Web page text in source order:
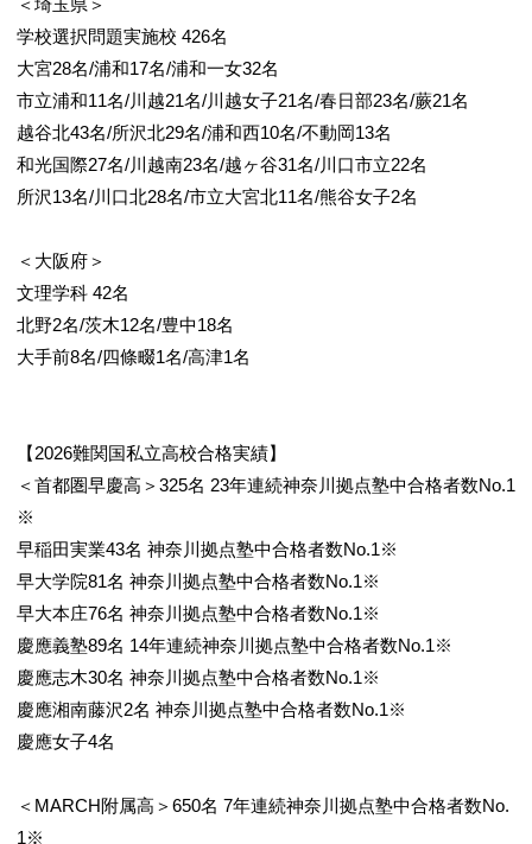
＜埼玉県＞
学校選択問題実施校 426名
大宮28名/浦和17名/浦和一女32名
市立浦和11名/川越21名/川越女子21名/春日部23名/蕨21名
越谷北43名/所沢北29名/浦和西10名/不動岡13名
和光国際27名/川越南23名/越ヶ谷31名/川口市立22名
所沢13名/川口北28名/市立大宮北11名/熊谷女子2名
＜大阪府＞
文理学科 42名
北野2名/茨木12名/豊中18名
大手前8名/四條畷1名/高津1名
【2026難関国私立高校合格実績】
＜首都圏早慶高＞325名 23年連続神奈川拠点塾中合格者数No.1
※
早稲田実業43名 神奈川拠点塾中合格者数No.1※
早大学院81名 神奈川拠点塾中合格者数No.1※
早大本庄76名 神奈川拠点塾中合格者数No.1※
慶應義塾89名 14年連続神奈川拠点塾中合格者数No.1※
慶應志木30名 神奈川拠点塾中合格者数No.1※
慶應湘南藤沢2名 神奈川拠点塾中合格者数No.1※
慶應女子4名
＜MARCH附属高＞650名 7年連続神奈川拠点塾中合格者数No.
1※